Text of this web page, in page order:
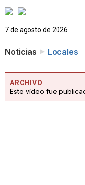
7 de agosto de 2026
Noticias Locales
ARCHIVO
Este vídeo fue